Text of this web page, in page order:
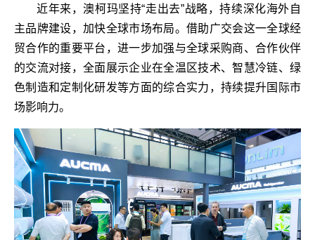
近年来，澳柯玛坚持“走出去”战略，持续深化海外自
主品牌建设，加快全球市场布局。借助广交会这一全球经
贸合作的重要平台，进一步加强与全球采购商、合作伙伴
的交流对接，全面展示企业在全温区技术、智慧冷链、绿
色制造和定制化研发等方面的综合实力，持续提升国际市
场影响力。